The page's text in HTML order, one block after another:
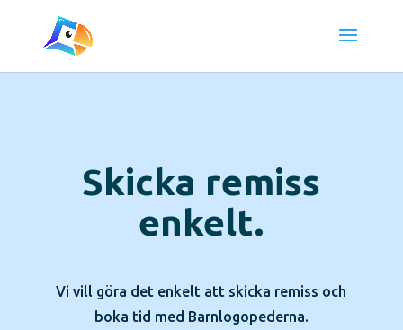
Skicka remiss
enkelt.
Vi vill göra det enkelt att skicka remiss och
boka tid med Barnlogopederna.